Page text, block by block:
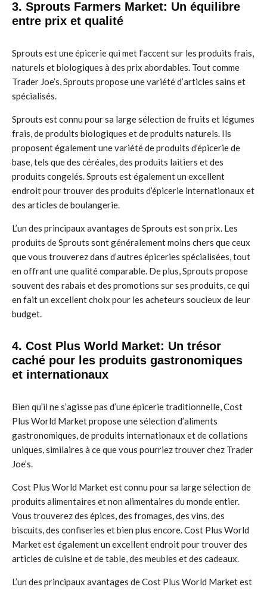
3. Sprouts Farmers Market: Un équilibre
entre prix et qualité
Sprouts est une épicerie qui met l’accent sur les produits frais,
naturels et biologiques à des prix abordables. Tout comme
Trader Joe’s, Sprouts propose une variété d’articles sains et
spécialisés.
Sprouts est connu pour sa large sélection de fruits et légumes
frais, de produits biologiques et de produits naturels. Ils
proposent également une variété de produits d’épicerie de
base, tels que des céréales, des produits laitiers et des
produits congelés. Sprouts est également un excellent
endroit pour trouver des produits d’épicerie internationaux et
des articles de boulangerie.
L’un des principaux avantages de Sprouts est son prix. Les
produits de Sprouts sont généralement moins chers que ceux
que vous trouverez dans d’autres épiceries spécialisées, tout
en offrant une qualité comparable. De plus, Sprouts propose
souvent des rabais et des promotions sur ses produits, ce qui
en fait un excellent choix pour les acheteurs soucieux de leur
budget.
4. Cost Plus World Market: Un trésor
caché pour les produits gastronomiques
et internationaux
Bien qu’il ne s’agisse pas d’une épicerie traditionnelle, Cost
Plus World Market propose une sélection d’aliments
gastronomiques, de produits internationaux et de collations
uniques, similaires à ce que vous pourriez trouver chez Trader
Joe’s.
Cost Plus World Market est connu pour sa large sélection de
produits alimentaires et non alimentaires du monde entier.
Vous trouverez des épices, des fromages, des vins, des
biscuits, des confiseries et bien plus encore. Cost Plus World
Market est également un excellent endroit pour trouver des
articles de cuisine et de table, des meubles et des cadeaux.
L’un des principaux avantages de Cost Plus World Market est